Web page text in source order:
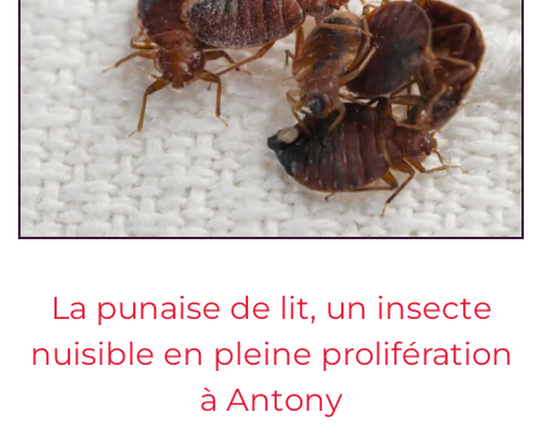
La punaise de lit, un insecte
nuisible en pleine prolifération
à Antony